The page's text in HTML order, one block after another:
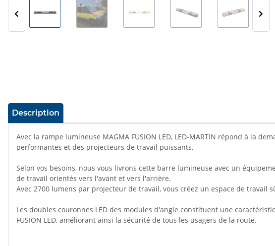
#productDetails.showMoreTabs#
Description
Avec la rampe lumineuse MAGMA FUSION LED, LED-MARTIN répond à la
performantes et des projecteurs de travail puissants.
Selon vos besoins, nous vous livrons cette barre lumineuse avec un
de travail orientés vers l'avant et vers l'arrière.
Avec 2700 lumens par projecteur de travail, vous créez un espace de
Les doubles couronnes LED des modules d'angle constituent une
FUSION LED, améliorant ainsi la sécurité de tous les usagers de la route.